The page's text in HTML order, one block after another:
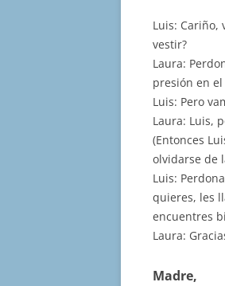
Luis: Cariño,
vestir?
Laura:
presión en
Luis: Pero
Laura: Luis,
(Entonces
olvidarse de
Luis:
quieres, les
encuentres
Laura:
Madre,